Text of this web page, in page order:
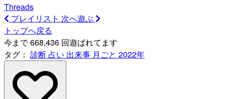
Threads
プレイリスト 次へ遊ぶ
トップへ戻る
今まで 668,436 回遊ばれてます
タグ： 診断 占い 出来事 月ごと 2022年